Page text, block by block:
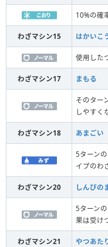
10%の確
わざマシン15 はかいこ
使用した
わざマシン17 まもる
そのター
しやすく
わざマシン18 あまごい
5ターン
イプのわ
わざマシン20 しんぴの
5ターン
果は受け
わざマシン21 やつあた